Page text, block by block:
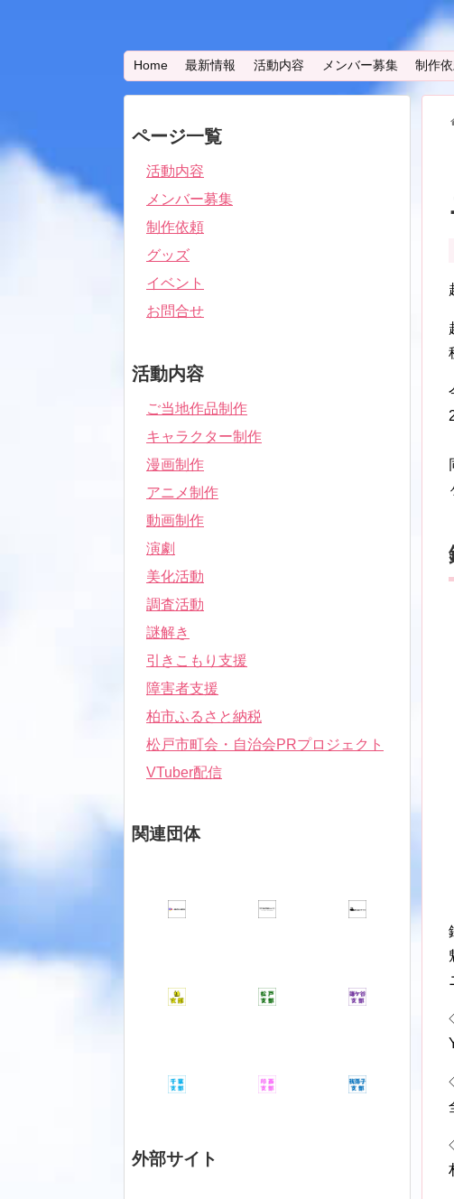
Home 最新情報 活動内容 メンバー募集 制作
ページ一覧
活動内容
メンバー募集
制作依頼
グッズ
イベント
お問合せ
活動内容
ご当地作品制作
キャラクター制作
漫画制作
アニメ制作
動画制作
演劇
美化活動
調査活動
謎解き
引きこもり支援
障害者支援
柏市ふるさと納税
松戸市町会・自治会PRプロジェクト
VTuber配信
関連団体
外部サイト